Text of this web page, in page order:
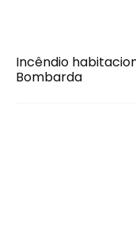
Incêndio
Bombarda